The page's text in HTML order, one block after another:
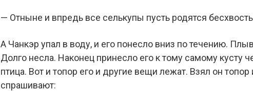
— Отныне и впредь все селькупы пусть родятся
А Чанкэр упал в воду, и его понесло вниз по течению.
Долго несла. Наконец принесло его к тому самому кусту
птица. Вот и топор его и другие вещи лежат. Взял он
спрашивают: